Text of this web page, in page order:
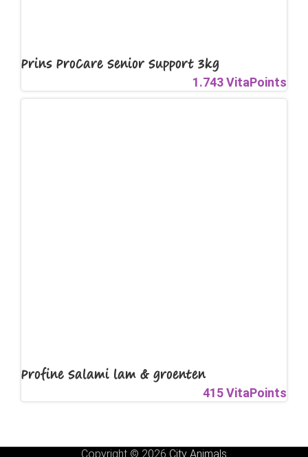
Prins ProCare Senior Support 3kg
1.743 VitaPoints
Profine Salami lam & groenten
415 VitaPoints
Copyright © 2026 City Animals